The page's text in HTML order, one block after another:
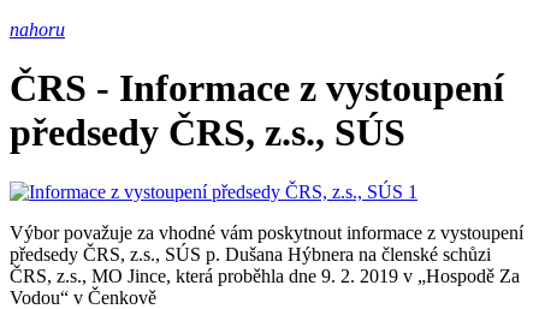
nahoru
ČRS - Informace z vystoupení
předsedy ČRS, z.s., SÚS
Výbor považuje za vhodné vám poskytnout informace z vystoupení
předsedy ČRS, z.s., SÚS p. Dušana Hýbnera na členské schůzi
ČRS, z.s., MO Jince, která proběhla dne 9. 2. 2019 v „Hospodě Za
Vodou“ v Čenkově